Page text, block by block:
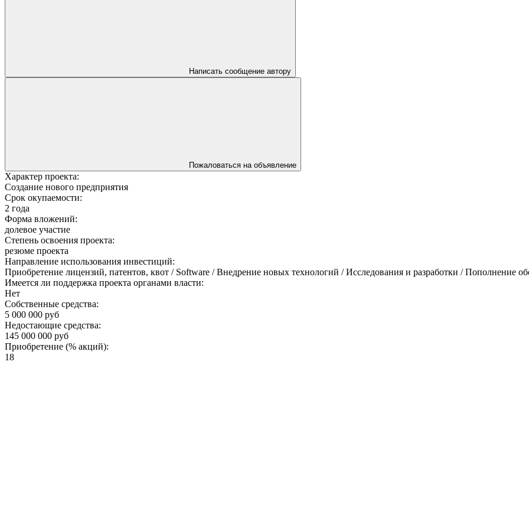
Написать сообщение автору
Пожаловаться на объявление
Характер проекта:
Создание нового предприятия
Срок окупаемости:
2 года
Форма вложений:
долевое участие
Степень освоения проекта:
резюме проекта
Направление использования инвестиций:
Приобретение лицензий, патентов, квот / Software / Внедрение новых технологий / Исследования и разработки / Пополнение
Имеется ли поддержка проекта органами власти:
Нет
Собственные средства:
5 000 000 руб
Недостающие средства:
145 000 000 руб
Приобретение (% акций):
18